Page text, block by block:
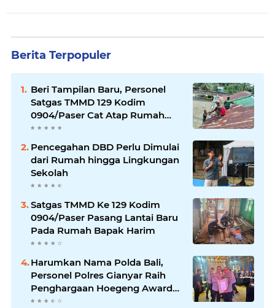
Berita Terpopuler
Beri Tampilan Baru, Personel
Satgas TMMD 129 Kodim
0904/Paser Cat Atap Rumah
Marbot
Pencegahan DBD Perlu Dimulai
dari Rumah hingga Lingkungan
Sekolah
Satgas TMMD Ke 129 Kodim
0904/Paser Pasang Lantai Baru
Pada Rumah Bapak Harim
Harumkan Nama Polda Bali,
Personel Polres Gianyar Raih
Penghargaan Hoegeng Awards
2026